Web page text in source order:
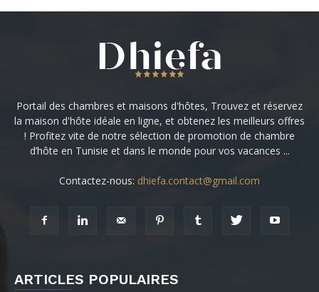
Portail des chambres et maisons d'hôtes, Trouvez et réservez
la maison d'hôte idéale en ligne, et obtenez les meilleurs offres
! Profitez vite de notre sélection de promotion de chambre
d’hôte en Tunisie et dans le monde pour vos vacances ...
Contactez-nous: dhiefa.contact@gmail.com
ARTICLES POPULAIRES